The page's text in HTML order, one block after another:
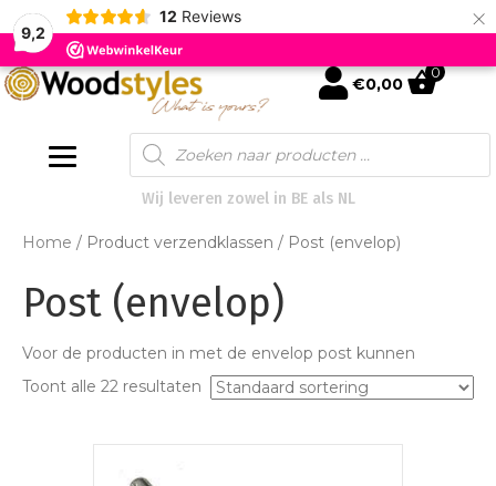
9,2
12 Reviews ×
mijn account
€0,00
0
Products
search
Wij leveren zowel in BE als NL
Home / Product verzendklassen / Post (envelop)
Post (envelop)
Voor de producten in met de envelop post kunnen
Toont alle 22 resultaten